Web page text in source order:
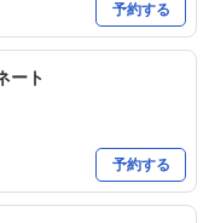
予約する
ート
予約する